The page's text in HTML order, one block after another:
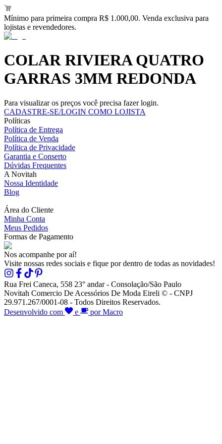
Mínimo para primeira compra R$ 1.000,00. Venda exclusiva para
lojistas e revendedores.
COLAR RIVIERA QUATRO
GARRAS 3MM REDONDA
Para visualizar os preços você precisa fazer login.
CADASTRE-SE/LOGIN COMO LOJISTA
Políticas
Política de Entrega
Política de Venda
Política de Privacidade
Garantia e Conserto
Dúvidas Frequentes
A Novitah
Nossa Identidade
Blog
Área do Cliente
Minha Conta
Meus Pedidos
Formas de Pagamento
Nos acompanhe por aí!
Visite nossas redes sociais e fique por dentro de todas as novidades!
Rua Frei Caneca, 558 23° andar - Consolação/São Paulo
Novitah Comercio De Acessórios De Moda Eireli © - CNPJ
29.971.267/0001-08 - Todos Direitos Reservados.
Desenvolvido com
e por Macro